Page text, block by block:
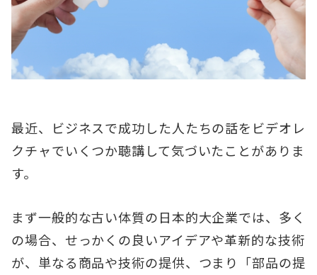
最近、ビジネスで成功した人たちの話をビデオレ
クチャでいくつか聴講して気づいたことがありま
す。
まず一般的な古い体質の日本的大企業では、多く
の場合、せっかくの良いアイデアや革新的な技術
が、単なる商品や技術の提供、つまり「部品の提